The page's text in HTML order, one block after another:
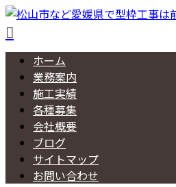
ホーム
業務案内
施工実績
各種募集
会社概要
ブログ
サイトマップ
お問い合わせ